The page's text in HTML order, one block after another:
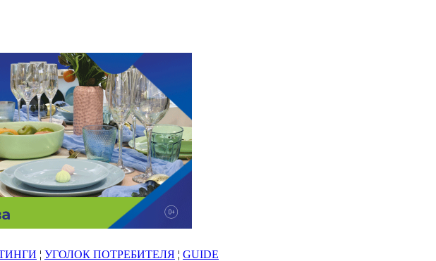
¦ УГОЛОК ПОТРЕБИТЕЛЯ ¦ GUIDE